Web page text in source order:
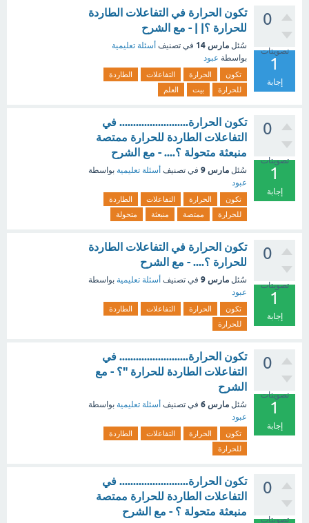
0
تصويتات
1
إجابة
تكون الحرارة في التفاعلات الطاردة
للحرارة ؟| | - مع الشرح
سُئل مارس 14 في تصنيف أسئلة تعليمية
بواسطة عبود
تكون الحرارة التفاعلات
الطاردة
للحرارة
بيت العلم
0
تصويتات
1
إجابة
تكون الحرارة......................... في
التفاعلات الطاردة للحرارة ممتصة
منبعثة متحولة ؟.... - مع الشرح
سُئل مارس 9 في تصنيف أسئلة تعليمية بواسطة
عبود
تكون الحرارة التفاعلات
الطاردة
للحرارة
ممتصة منبعثة متحولة
0
تصويتات
1
إجابة
تكون الحرارة في التفاعلات الطاردة
للحرارة ؟.... - مع الشرح
سُئل مارس 9 في تصنيف أسئلة تعليمية بواسطة
عبود
تكون الحرارة التفاعلات
الطاردة
للحرارة
0
تصويتات
1
إجابة
تكون الحرارة......................... في
التفاعلات الطاردة للحرارة "؟ - مع
الشرح
سُئل مارس 6 في تصنيف أسئلة تعليمية بواسطة
عبود
تكون الحرارة التفاعلات
الطاردة
للحرارة
0
تصويتات
تكون الحرارة......................... في
التفاعلات الطاردة للحرارة ممتصة
منبعثة متحولة ؟ - مع الشرح